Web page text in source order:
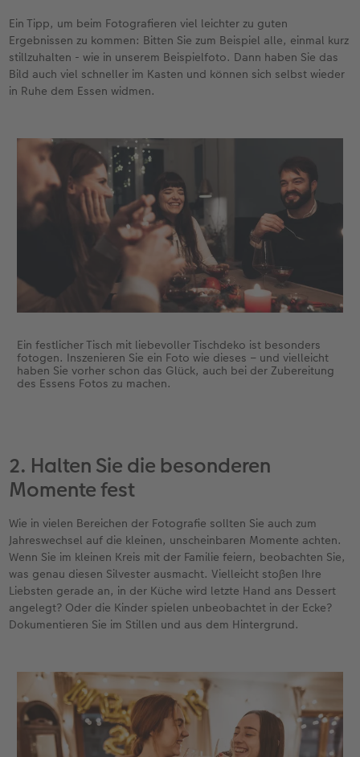
Fotobuch erstellen
Neuheiten
Neuheiten
Extras
Neuheiten
Extras
Retro Minis
Neuheiten
CEWE myPhotos
Neuheiten
CEWE Magazin
Neuheiten
Ein Tipp, um beim Fotografieren viel leichter zu guten
Ergebnissen zu kommen: Bitten Sie zum Beispiel alle, einmal kurz
stillzuhalten - wie in unserem Beispielfoto. Dann haben Sie das
Bild auch viel schneller im Kasten und können sich selbst wieder
in Ruhe dem Essen widmen.
Ein festlicher Tisch mit liebevoller Tischdeko ist besonders
fotogen. Inszenieren Sie ein Foto wie dieses – und vielleicht
haben Sie vorher schon das Glück, auch bei der Zubereitung
des Essens Fotos zu machen.
2. Halten Sie die besonderen
Momente fest
Wie in vielen Bereichen der Fotografie sollten Sie auch zum
Jahreswechsel auf die kleinen, unscheinbaren Momente achten.
Wenn Sie im kleinen Kreis mit der Familie feiern, beobachten Sie,
was genau diesen Silvester ausmacht. Vielleicht stoßen Ihre
Liebsten gerade an, in der Küche wird letzte Hand ans Dessert
angelegt? Oder die Kinder spielen unbeobachtet in der Ecke?
Dokumentieren Sie im Stillen und aus dem Hintergrund.